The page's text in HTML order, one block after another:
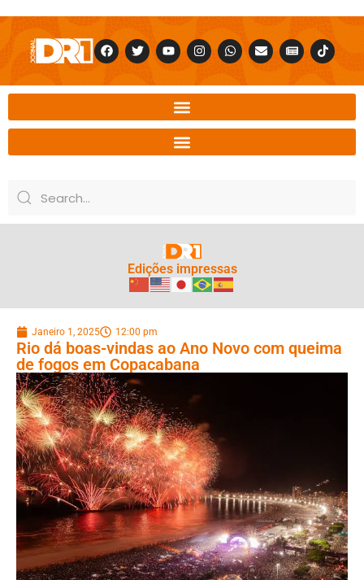
Edições impressas
Janeiro 1, 2025 12:00 pm
Rio dá boas-vindas ao Ano Novo com queima
de fogos em Copacabana